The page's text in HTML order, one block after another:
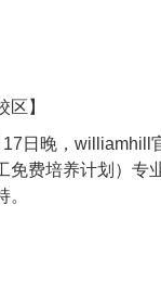
区 】
日晚，williamhill
免费培养计划）专
。